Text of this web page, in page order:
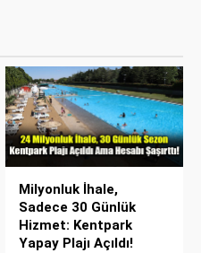
Milyonluk İhale,
Sadece 30 Günlük
Hizmet: Kentpark
Yapay Plajı Açıldı!